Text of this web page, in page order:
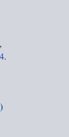
,
.